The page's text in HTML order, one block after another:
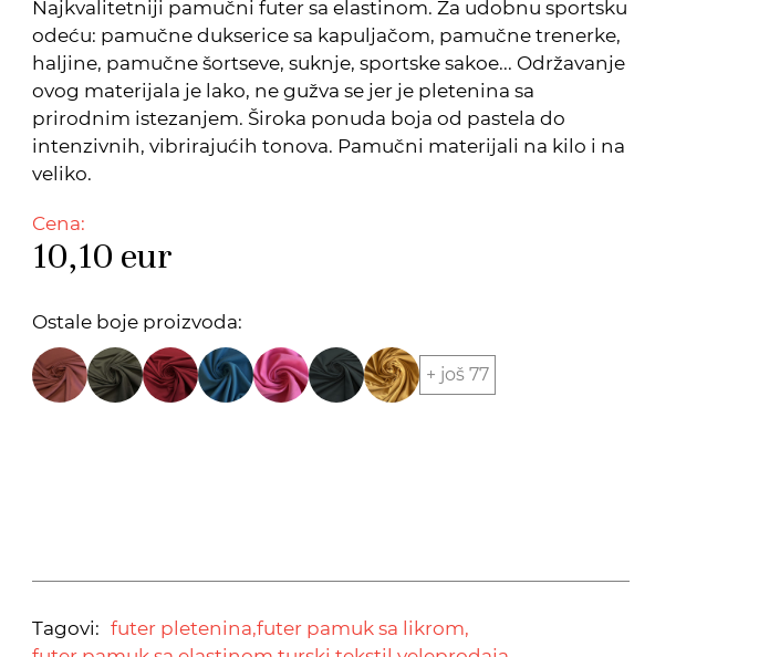
Najkvalitetniji pamučni futer sa elastinom. Za udobnu sportsku
odeću: pamučne dukserice sa kapuljačom, pamučne trenerke,
haljine, pamučne šortseve, suknje, sportske sakoe... Održavanje
ovog materijala je lako, ne gužva se jer je pletenina sa
prirodnim istezanjem. Široka ponuda boja od pastela do
intenzivnih, vibrirajućih tonova. Pamučni materijali na kilo i na
veliko.
Cena:
10,10 eur
Ostale boje proizvoda:
+ još 77
Tagovi: futer pletenina,futer pamuk sa likrom,